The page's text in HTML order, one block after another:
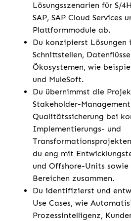
Lösungsszenarien für S/
SAP, SAP Cloud Services
Plattformmodule ab.
Du konzipierst Lösungen
Schnittstellen,
Ökosystemen, wie
und MuleSoft.
Du übernimmst die
Stakeholder-
Qualitätssicherung bei
Implementierungs- und
du eng mit
und Offshore-Units sowie
Bereichen zusammen.
Du identifizierst und
Use Cases, wie
Prozessintelligenz,